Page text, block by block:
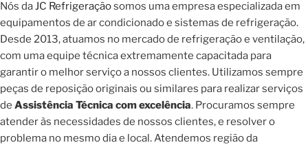
Nós daJC Refrigeraçãosomos uma empresa especializada em
equipamentos de ar condicionado e sistemas de refrigeração.
Desde 2013, atuamos no mercado de refrigeração e ventilação,
com uma equipe técnica extremamente capacitada para
garantir o melhor serviço a nossos clientes. Utilizamos sempre
peças de reposição originais ou similares para realizar serviços
de Assistência Técnica com excelência. Procuramos sempre
atender às necessidades de nossos clientes, e resolver o
problema no mesmo dia e local. Atendemos região da